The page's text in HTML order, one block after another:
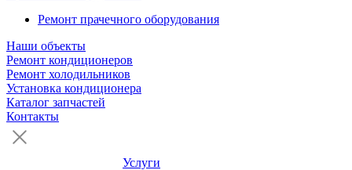
Ремонт прачечного оборудования
Наши объекты
Ремонт кондиционеров
Ремонт холодильников
Установка кондиционера
Каталог запчастей
Контакты
Услуги